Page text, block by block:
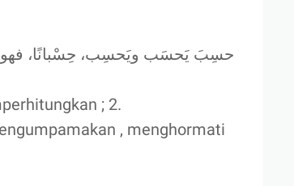
حسِبَ يَحسَب ويَحسِب، حِسْبانًا،
, menghormati